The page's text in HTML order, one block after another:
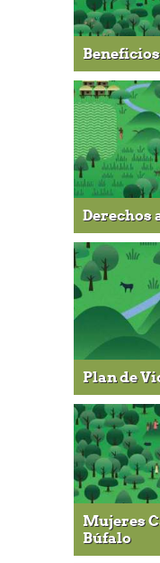
Derechos
Plan de
Mujeres
Búfalo